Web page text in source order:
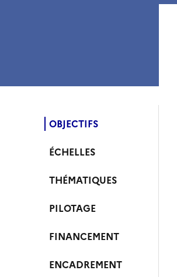
OBJECTIFS
ÉCHELLES
THÉMATIQUES
PILOTAGE
FINANCEMENT
ENCADREMENT